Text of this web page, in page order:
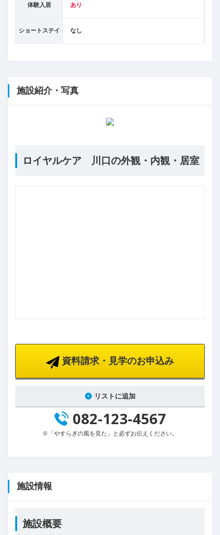
体験入居 あり
ショートステイ なし
施設紹介・写真
ロイヤルケア 川口の外観・内観・居室
資料請求・見学のお申込み
リストに追加
082-123-4567
※「やすらぎの風を見た」と必ずお伝えください。
施設情報
施設概要